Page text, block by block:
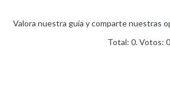
Valora nuestra guía y comparte nuestras
Total:0. Votos:0